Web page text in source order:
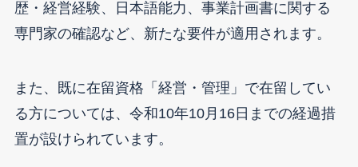
歴・経営経験、日本語能力、事業計画書に関する
専門家の確認など、新たな要件が適用されます。
また、既に在留資格「経営・管理」で在留してい
る方については、令和10年10月16日までの経過措
置が設けられています。